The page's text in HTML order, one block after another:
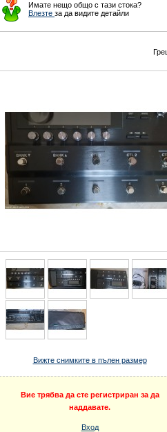
Имате нещо общо с тази стока?
Влезте за да видите детайли
Вижте снимките в пълен размер
Вие трябва да сте регистриран за да
наддавате.
Вход